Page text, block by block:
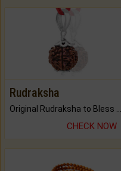
Rudraksha
CHECK NOW